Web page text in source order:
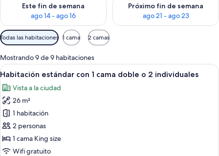
Este fin de semana
ago 14 - ago 16
Próximo fin de semana
ago 21 - ago 23
Filtros
disponibles
para
las
habitaciones
Todas las habitaciones 1 cama 2 camas
Mostrando 9 de 9 habitaciones
Ver
todas
las
fotos
de
Habitación
estándar
con
Una cama bien hecha con cabecera
6
Habitación estándar con 1 cama doble o 2 individuales
Vista a la ciudad
26 m²
1 habitación
2 personas
1 cama King size
Wifi gratuito